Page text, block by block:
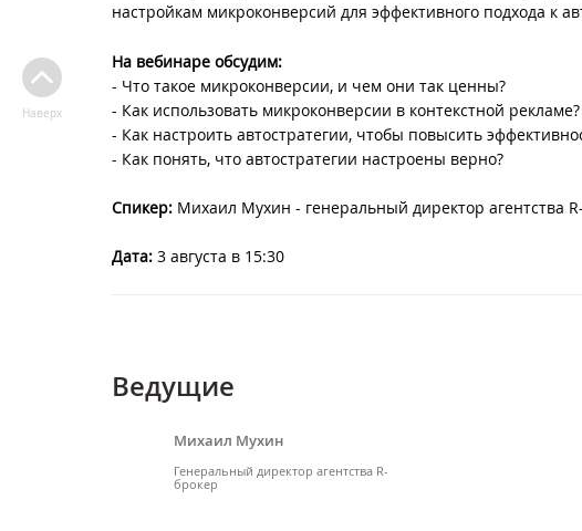
настройкам микроконверсий для эффективного подхода к
На вебинаре обсудим:
- Что такое микроконверсии, и чем они так ценны?
- Как использовать микроконверсии в контекстной рекламе?
- Как настроить автостратегии, чтобы повысить
- Как понять, что автостратегии настроены верно?
Спикер: Михаил Мухин - генеральный директор агентства
Дата: 3 августа в 15:30
Ведущие
Михаил Мухин
Генеральный директор агентства R-
брокер
Наверх